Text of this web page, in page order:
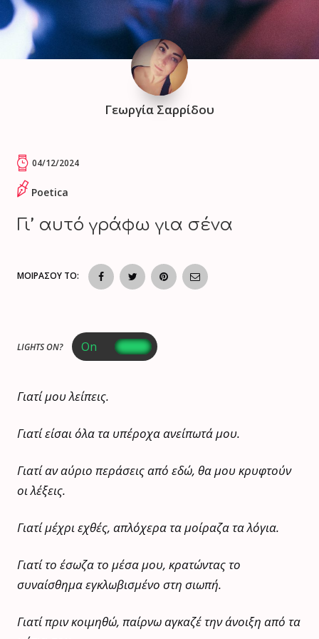
Γεωργία Σαρρίδου
04/12/2024
Poetica
Γι’ αυτό γράφω για σένα
ΜΟΙΡΑΣΟΥ ΤΟ:
LIGHTS ON?
Γιατί μου λείπεις.
Γιατί είσαι όλα τα υπέροχα ανείπωτά μου.
Γιατί αν αύριο περάσεις από εδώ, θα μου κρυφτούν
οι λέξεις.
Γιατί μέχρι εχθές, απλόχερα τα μοίραζα τα λόγια.
Γιατί το έσωζα το μέσα μου, κρατώντας το
συναίσθημα εγκλωβισμένο στη σιωπή.
Γιατί πριν κοιμηθώ, παίρνω αγκαζέ την άνοιξη από τα